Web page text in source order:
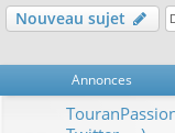
de
Nouveau sujet
Annonces